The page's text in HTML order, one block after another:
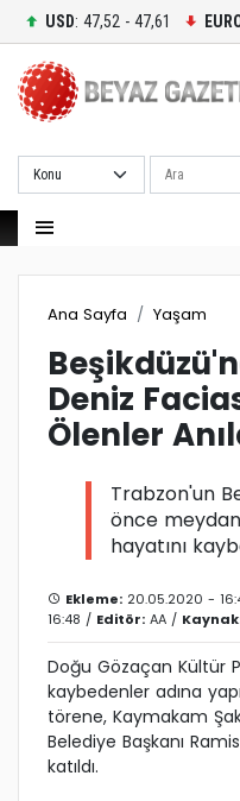
USD: 47,52 - 47,61
Ara
Ana Sayfa Yaşam
Deniz
Ölenler
Trabzon'un
önce
hayatını
Ekleme: 20.05.2020 -
16:48 / Editör: AA /
Doğu Gözaçan Kültür
kaybedenler adına
törene, Kaymakam
Belediye Başkanı
katıldı.